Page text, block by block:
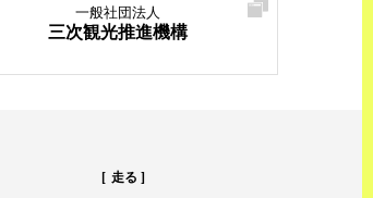
一般社団法人
三次観光推進機構
走る